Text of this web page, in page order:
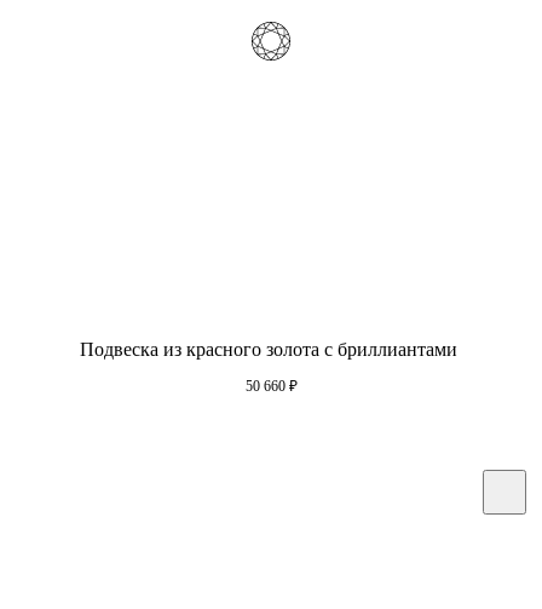
Подвеска из красного золота с бриллиантами
50 660 ₽